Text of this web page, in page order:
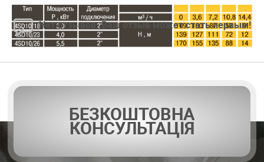
Нет отзывов. Ваш отзыв может стать первым!
БЕЗКОШТОВНА
КОНСУЛЬТАЦІЯ